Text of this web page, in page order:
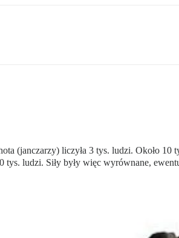
(janczarzy) liczyła 3 tys. ludzi. Około 10
tys. ludzi. Siły były więc wyrównane,